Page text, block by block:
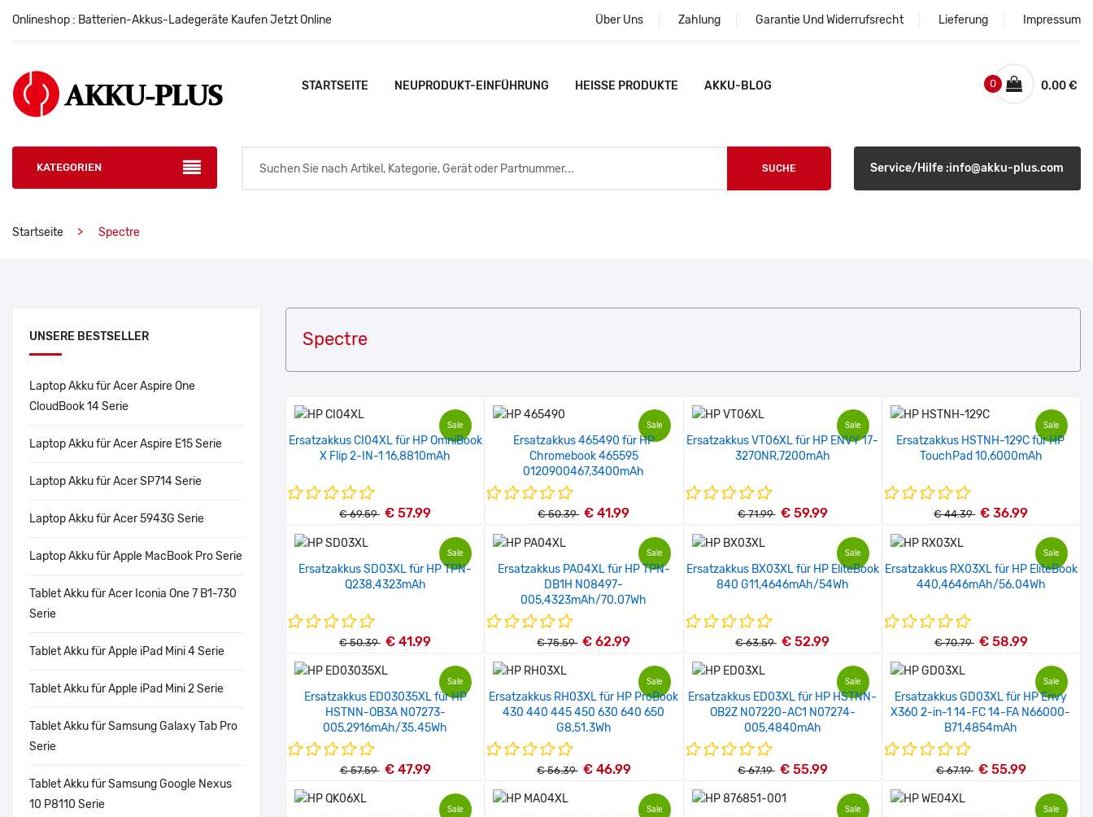
Onlineshop : Batterien-Akkus-Ladegeräte Kaufen Jetzt Online Über Uns Zahlung Garantie Und Widerrufsrecht Lieferung Impressum
STARTSEITE NEUPRODUKT-EINFÜHRUNG HEISSE PRODUKTE AKKU-BLOG 0.00 €
0
KATEGORIEN SUCHE Service/Hilfe :info@akku-plus.com
Startseite Spectre
UNSERE BESTSELLER
Laptop Akku für Acer Aspire One
CloudBook 14 Serie
Laptop Akku für Acer Aspire E15 Serie
Laptop Akku für Acer SP714 Serie
Laptop Akku für Acer 5943G Serie
Laptop Akku für Apple MacBook Pro Serie
Tablet Akku für Acer Iconia One 7 B1-730
Serie
Tablet Akku für Apple iPad Mini 4 Serie
Tablet Akku für Apple iPad Mini 2 Serie
Tablet Akku für Samsung Galaxy Tab Pro
Serie
Tablet Akku für Samsung Google Nexus
10 P8110 Serie
Spectre
Sale
Ersatzakkus CI04XL für HP OmniBook
X Flip 2-IN-1 16,8810mAh
€ 69.59 € 57.99
Sale
Ersatzakkus 465490 für HP
Chromebook 465595
0120900467,3400mAh
€ 50.39 € 41.99
Sale
Ersatzakkus VT06XL für HP ENVY 17-
327ONR,7200mAh
€ 71.99 € 59.99
Sale
Ersatzakkus HSTNH-129C für HP
TouchPad 10,6000mAh
€ 44.39 € 36.99
Sale
Ersatzakkus SD03XL für HP TPN-
Q238,4323mAh
€ 50.39 € 41.99
Sale
Ersatzakkus PA04XL für HP TPN-
DB1H N08497-
005,4323mAh/70.07Wh
€ 75.59 € 62.99
Sale
Ersatzakkus BX03XL für HP EliteBook
840 G11,4646mAh/54Wh
€ 63.59 € 52.99
Sale
Ersatzakkus RX03XL für HP EliteBook
440,4646mAh/56.04Wh
€ 70.79 € 58.99
Sale
Ersatzakkus ED03035XL für HP
HSTNN-OB3A N07273-
005,2916mAh/35.45Wh
€ 57.59 € 47.99
Sale
Ersatzakkus RH03XL für HP ProBook
430 440 445 450 630 640 650
G8,51.3Wh
€ 56.39 € 46.99
Sale
Ersatzakkus ED03XL für HP HSTNN-
OB2Z N07220-AC1 N07274-
005,4840mAh
€ 67.19 € 55.99
Sale
Ersatzakkus GD03XL für HP Envy
X360 2-in-1 14-FC 14-FA N66000-
B71,4854mAh
€ 67.19 € 55.99
Sale Sale Sale Sale